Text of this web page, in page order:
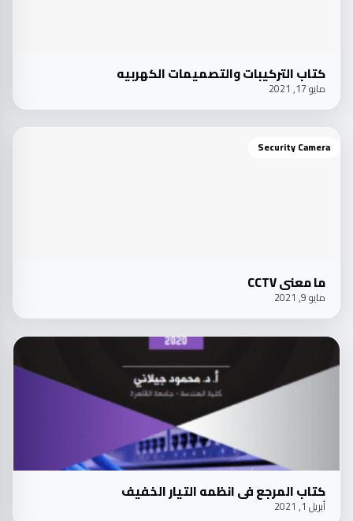
كتاب التركيبات والتصميمات الكهربيه
مايو 17, 2021
Security Camera
ما معني CCTV
مايو 9, 2021
كتاب المرجع في انظمه التيار الخفيف
أبريل 1, 2021